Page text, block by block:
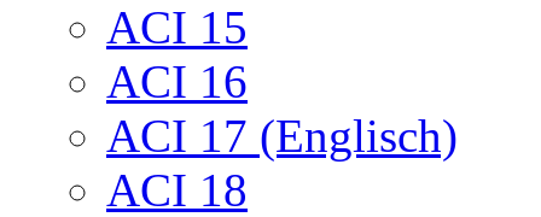
ACI 15
ACI 16
ACI 17 (Englisch)
ACI 18